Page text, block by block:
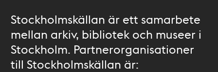
Stockholmskällan är ett samarbete
mellan arkiv, bibliotek och museer i
Stockholm. Partnerorganisationer
till Stockholmskällan är: